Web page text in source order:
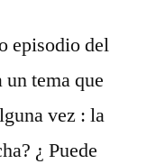
episodio del
un tema que
vez : la
¿ Puede